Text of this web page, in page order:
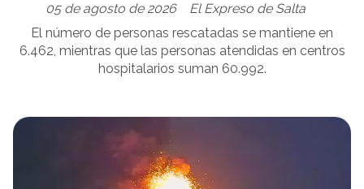
El Expreso de Salta
05 de agosto de 2026
El número de personas rescatadas se mantiene en
6.462, mientras que las personas atendidas en centros
hospitalarios suman 60.992.